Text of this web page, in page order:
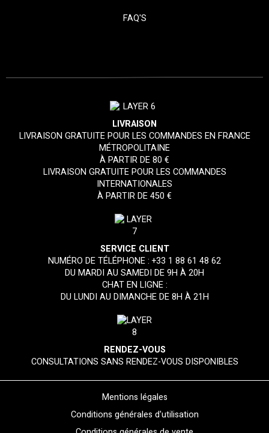
FAQ'S
LIVRAISON
LIVRAISON GRATUITE POUR LES COMMANDES EN FRANCE
MÉTROPOLITAINE
À PARTIR DE 80 €
LIVRAISON GRATUITE POUR LES COMMANDES
INTERNATIONALES
À PARTIR DE 450 €
SERVICE CLIENT
NUMÉRO DE TÉLÉPHONE :+33 1 88 61 48 62
DU MARDI AU SAMEDI DE 9H À 20H
CHAT EN LIGNE :
DU LUNDI AU DIMANCHE DE 8H À 21H
RENDEZ-VOUS
CONSULTATIONS SANS RENDEZ-VOUS DISPONIBLES
Mentions légales
Conditions générales d'utilisation